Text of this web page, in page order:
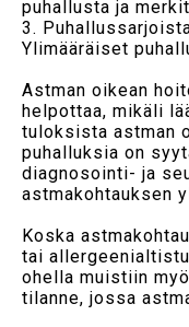
puhallusta ja
3.
Ylimääräiset
Astman oikean
helpottaa, mikäli
tuloksista astman
puhalluksia on
diagnosointi- ja
astmakohtauksen
Koska
tai
ohella muistiin
tilanne, jossa